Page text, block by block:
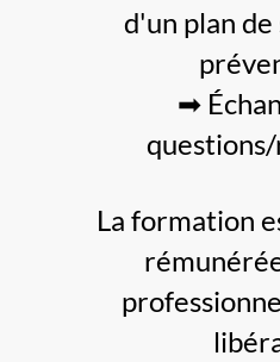
d'un plan de
➡
La formation